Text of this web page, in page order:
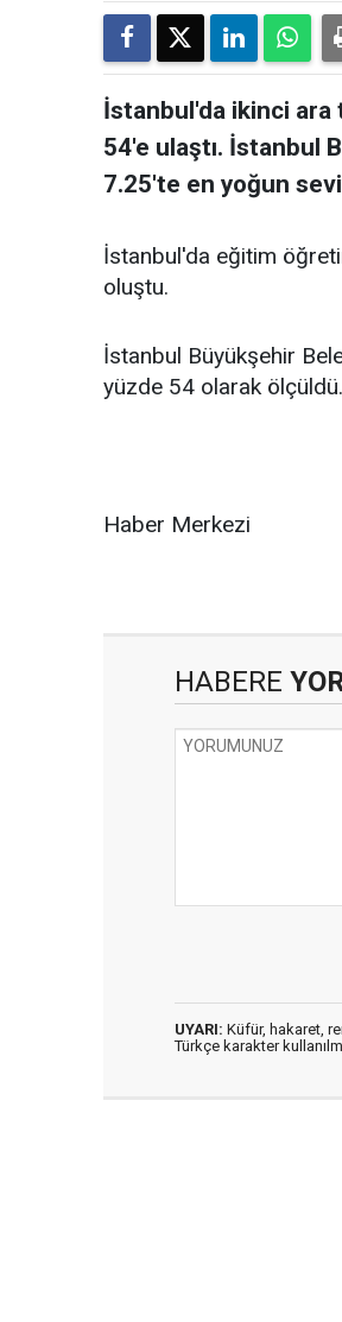
İstanbul'da ikinci ara
54'e ulaştı. İstanbul
7.25'te en yoğun
İstanbul'da eğitim
oluştu.
İstanbul Büyükşehir
yüzde 54 olarak ölçüldü.
Haber Merkezi
HABERE
UYARI: Küfür, hakaret,
Türkçe karakter